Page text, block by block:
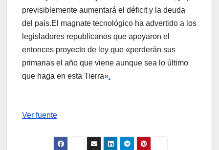
previsiblemente aumentará el déficit y la deuda
del país.El magnate tecnológico ha advertido a los
legisladores republicanos que apoyaron el
entonces proyecto de ley que «perderán sus
primarias el año que viene aunque sea lo último
que haga en esta Tierra».
Ver fuente